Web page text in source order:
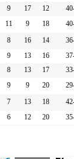
9 17 12
11 9 18
8 16 14
9 13 16
8 13 17
9 9 20
7 13 18
6 12 20